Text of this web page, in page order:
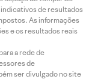
de resultados
As informações
e os resultados reais
a rede de
de
ser divulgado no site